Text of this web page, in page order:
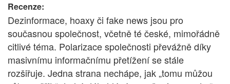
Recenze:
Dezinformace, hoaxy či fake news jsou pro
současnou společnost, včetně té české, mimořádně
citlivé téma. Polarizace společnosti převážně díky
masivnímu informačnímu přetížení se stále
rozšiřuje. Jedna strana nechápe, jak „tomu můžou